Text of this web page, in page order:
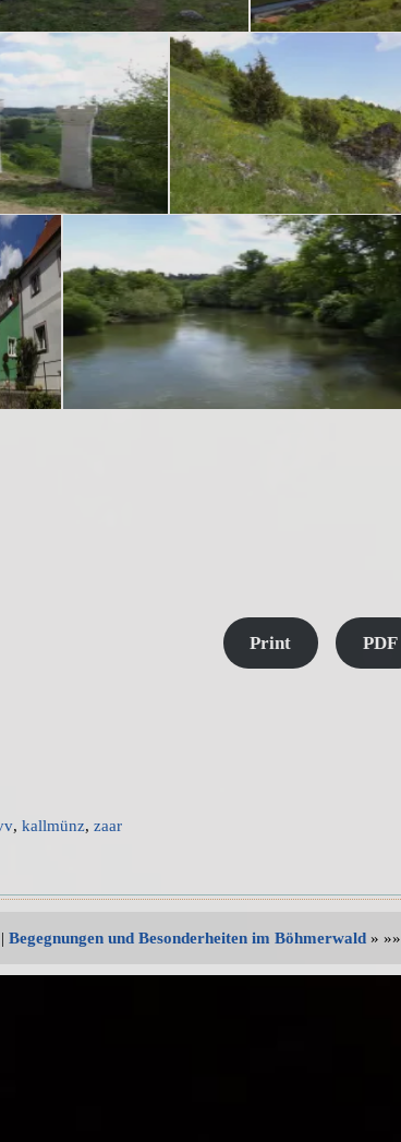
Print PDF
, kallmünz, zaar
Begegnungen und Besonderheiten im Böhmerwald» »»